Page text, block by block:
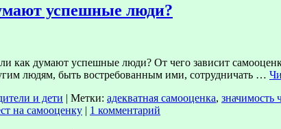
успешные люди?
как думают успешные люди? От чего зависит
людям, быть востребованным ими, сотрудничать …
и дети | Метки: адекватная самооценка, значимость
на самооценку | 1 комментарий